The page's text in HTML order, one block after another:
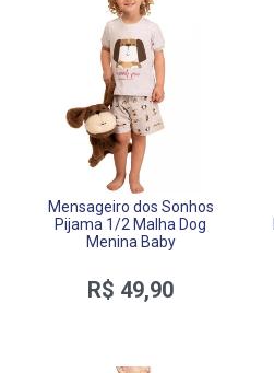
Mensageiro dos Sonhos
Pijama 1/2 Malha Dog
Menina Baby
R$ 49,90